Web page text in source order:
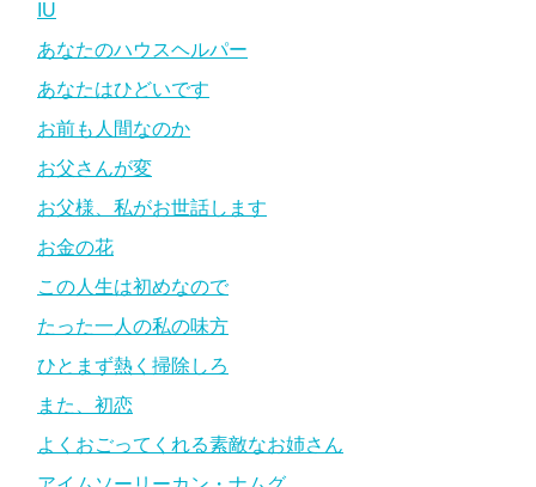
IU
あなたのハウスヘルパー
あなたはひどいです
お前も人間なのか
お父さんが変
お父様、私がお世話します
お金の花
この人生は初めなので
たった一人の私の味方
ひとまず熱く掃除しろ
また、初恋
よくおごってくれる素敵なお姉さん